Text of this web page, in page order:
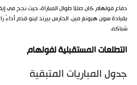
دفاع فولهام كان صلبًا طوال المباراة، حيث نجح في
بقيادة سون هيونغ مين. الحارس بيرند لينو قدم أداءً
شباكه.
التطلعات المستقبلية لفولهام
جدول المباريات المتبقية